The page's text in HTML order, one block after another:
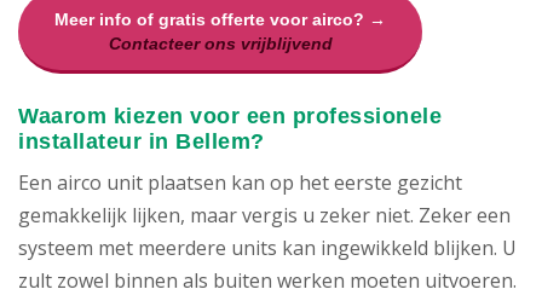
Meer info of gratis offerte voor airco? →
Contacteer ons vrijblijvend
Waarom kiezen voor een professionele
installateur in Bellem?
Een airco unit plaatsen kan op het eerste gezicht
gemakkelijk lijken, maar vergis u zeker niet. Zeker een
systeem met meerdere units kan ingewikkeld blijken. U
zult zowel binnen als buiten werken moeten uitvoeren.